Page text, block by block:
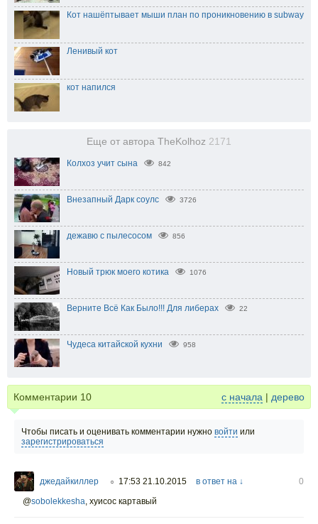
Кот нашёптывает мыши план по проникновению в subway
Ленивый кот
кот напился
Еще от автора TheKolhoz 2171
Колхоз учит сына 842
Внезапный Дарк соулс 3726
дежавю с пылесосом 856
Новый трюк моего котика 1076
Верните Всё Как Было!!! Для либерах 22
Чудеса китайской кухни 958
Комментарии 10 с начала | дерево
Чтобы писать и оценивать комментарии нужно войти или
зарегистрироваться
джедайкиллер ○ 17:53 21.10.2015 в ответ на ↓
0
@sobolekkesha хуисос картавый